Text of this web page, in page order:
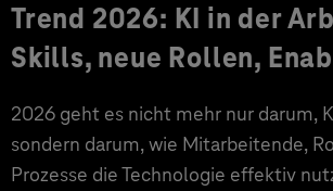
Trend 2026: KI in der
Skills, neue Rollen,
2026 geht es nicht mehr nur darum,
sondern darum, wie Mitarbeitende,
Prozesse die Technologie effektiv